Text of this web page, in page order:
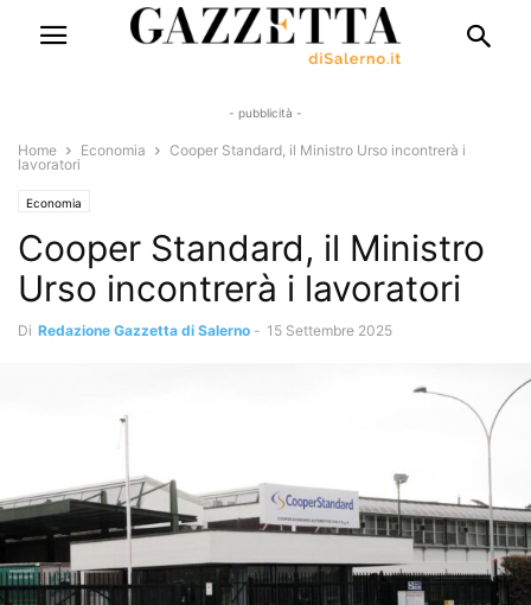
- pubblicità -
Home Economia
Cooper Standard, il Ministro Urso incontrerà i
lavoratori
Economia
Cooper Standard, il Ministro
Urso incontrerà i lavoratori
Di Redazione Gazzetta di Salerno - 15 Settembre 2025